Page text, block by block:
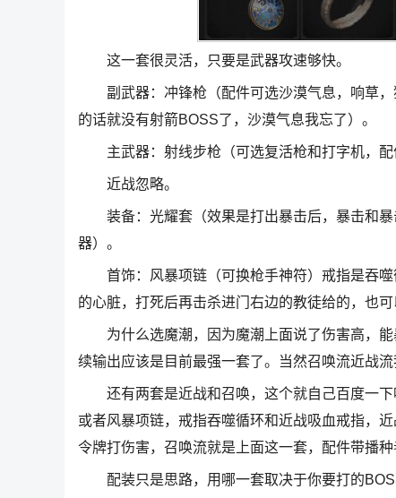
这一套很灵活，只要是武器攻速够快。
副武器：冲锋枪（配件可选沙漠气息，响草，
的话就没有射箭BOSS了，沙漠气息我忘了）。
主武器：射线步枪（可选复活枪和打字机，配
近战忽略。
装备：光耀套（效果是打出暴击后，暴击和暴
器）。
首饰：风暴项链（可换枪手神符）戒指是吞噬
的心脏，打死后再击杀进门右边的教徒给的，也
为什么选魔潮，因为魔潮上面说了伤害高，能
续输出应该是目前最强一套了。当然召唤流近战流
还有两套是近战和召唤，这个就自己百度一下
或者风暴项链，戒指吞噬循环和近战吸血戒指，
令牌打伤害，召唤流就是上面这一套，配件带播
配装只是思路，用哪一套取决于你要打的